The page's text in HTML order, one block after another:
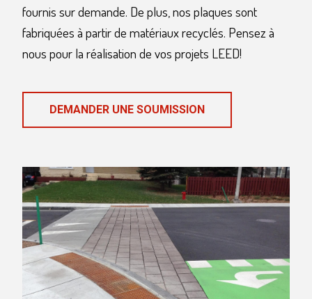
fournis sur demande. De plus, nos plaques sont
fabriquées à partir de matériaux recyclés. Pensez à
nous pour la réalisation de vos projets LEED!
DEMANDER UNE SOUMISSION